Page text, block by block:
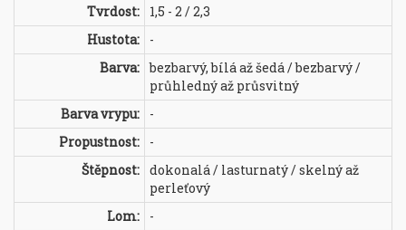
Tvrdost:
1,5 - 2 / 2,3
Hustota:
-
Barva: bezbarvý, bílá až šedá / bezbarvý /
průhledný až průsvitný
Barva vrypu:
-
Propustnost:
-
Štěpnost: dokonalá / lasturnatý / skelný až
perleťový
Lom:
-